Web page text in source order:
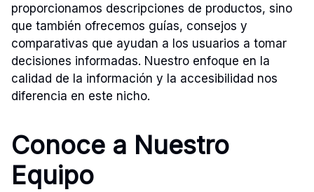
proporcionamos descripciones de productos, sino
que también ofrecemos guías, consejos y
comparativas que ayudan a los usuarios a tomar
decisiones informadas. Nuestro enfoque en la
calidad de la información y la accesibilidad nos
diferencia en este nicho.
Conoce a Nuestro
Equipo